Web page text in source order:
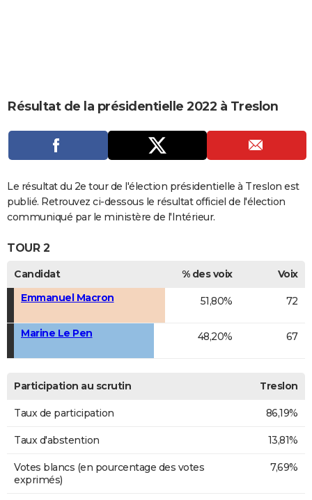
CARTE DE VOEUX
DICTIONNAIRE
Dictionnaire
Biographies
Expressions
Proverbes
PROGRAMME TV
COPAINS D'AVANT
Se connecter
Collèges
Universités
Entreprises
Service militaire
Avis de recherche
AVIS DE DÉCÈS
FORUM
Bricolage
Culture
Television
Voyage
Résultat de la présidentielle 2022 à Treslon
Le résultat du 2e tour de l'élection présidentielle à Treslon est
publié. Retrouvez ci-dessous le résultat officiel de l'élection
communiqué par le ministère de l'Intérieur.
TOUR 2
Candidat % des voix
Voix
Emmanuel Macron
51,80% 72
Marine Le Pen 48,20% 67
Participation au scrutin Treslon
Taux de participation 86,19%
Taux d'abstention 13,81%
Votes blancs (en pourcentage des votes
exprimés)
7,69%